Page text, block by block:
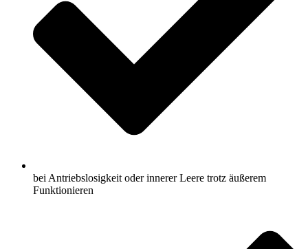
bei Antriebslosigkeit oder innerer Leere trotz äußerem
Funktionieren